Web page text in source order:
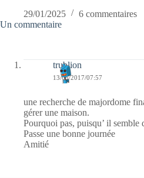
29/01/2025
6 commentaires
Un commentaire
trublion
13/05/2017/07:57
une recherche de majordome
gérer une maison.
Pourquoi pas, puisqu’ il
Passe une bonne journée
Amitié